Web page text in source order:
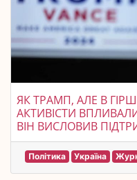
ЯК ТРАМП, АЛЕ В
АКТИВІСТИ
ВІН ВИСЛОВИВ
Політика Україна